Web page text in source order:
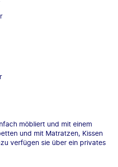
möbliert und mit einem
und mit Matratzen, Kissen
verfügen sie über ein privates